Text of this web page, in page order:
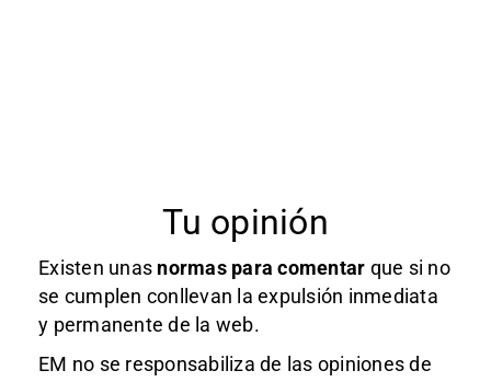
Tu opinión
Existen unas normas para comentar que si no
se cumplen conllevan la expulsión inmediata
y permanente de la web.
EM no se responsabiliza de las opiniones de